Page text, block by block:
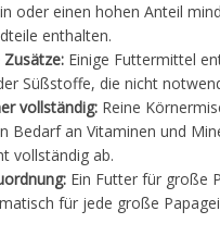
oder einen hohen Anteil
enthalten.
Zusätze: Einige Futtermittel
Süßstoffe, die nicht
vollständig: Reine
Bedarf an Vitaminen und
vollständig ab.
Ein Futter für große
für jede große